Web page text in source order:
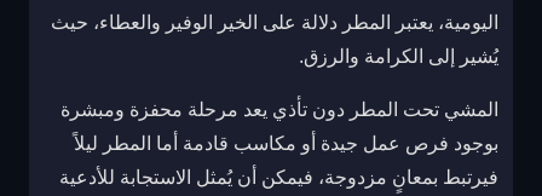
اليومية، يعتبر المطر دلالة على الخير الوفير والعطاء، حيث
يُشير إلى الكرامة والرزق.
المشي تحت المطر دون تأذي يعد مرحلة محفزة ومبشرة
بوجود فرص عمل جيدة أو مكاسب قادمة أما المطر ليلاً
فيرتبط بمعانٍ مزدوجة، فيمكن أن يُمثل الاستجابة للأدعية